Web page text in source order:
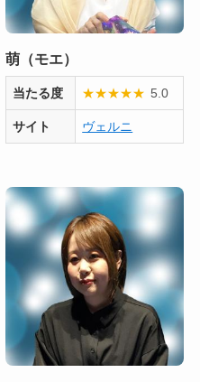
萌（モエ）
当たる度 ★★★★★ 5.0
サイト ヴェルニ